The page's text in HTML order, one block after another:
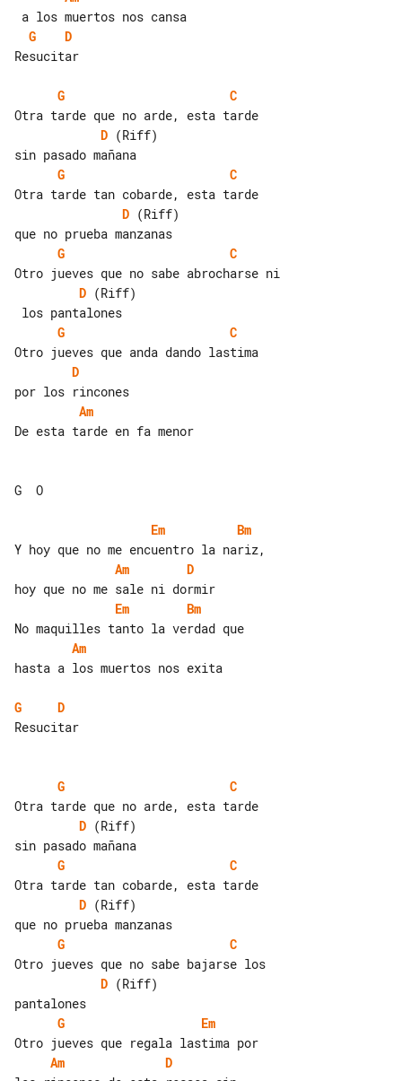
G
D
Resucitar
G
C
D (Riff)
G
C
D (Riff)
G
C
D (Riff)
G
C
D
Am
De esta tarde en fa menor
G  O
Em
Bm
Am
D
Em
Bm
Am
hasta a los muertos nos exita
G
D
Resucitar
G
C
D (Riff)
G
C
D (Riff)
G
C
D (Riff)
G
Em
Am
D